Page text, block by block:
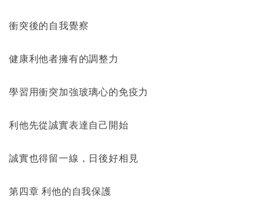
衝突後的自我覺察
健康利他者擁有的調整力
學習用衝突加強玻璃心的免疫力
利他先從誠實表達自己開始
誠實也得留一線，日後好相見
第四章 利他的自我保護